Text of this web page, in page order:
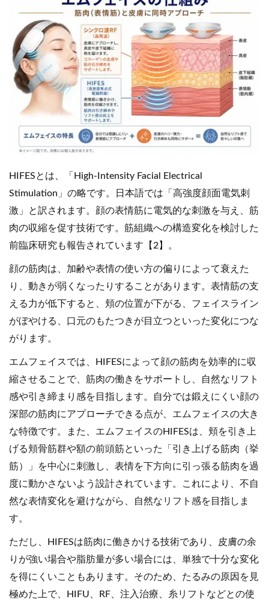
HIFESとは、「High-Intensity Facial Electrical
Stimulation」の略です。日本語では「高強度顔面電気刺
激」と訳されます。顔の表情筋に電気的な刺激を与え、筋
肉の収縮を促す技術です。筋組織への構造変化を検討した
前臨床研究も報告されています【2】。
顔の筋肉は、加齢や表情の使い方の偏りによって衰えた
り、動きが弱くなったりすることがあります。表情筋の支
える力が低下すると、頬の位置が下がる、フェイスライン
がぼやける、口元のもたつきが目立つといった変化につな
がります。
エムフェイスでは、HIFESによって顔の筋肉を効率的に収
縮させることで、筋肉の働きをサポートし、自然なリフト
感や引き締まり感を目指します。自分では鍛えにくい顔の
深部の筋肉にアプローチできる点が、エムフェイスの大き
な特徴です。また、エムフェイスのHIFESは、頬を引き上
げる頬骨筋群や額の前頭筋といった「引き上げる筋肉（挙
筋）」を中心に刺激し、表情を下方向に引っ張る筋肉を過
度に動かさないよう設計されています。これにより、不自
然な表情変化を避けながら、自然なリフト感を目指しま
す。
ただし、HIFESは筋肉に働きかける技術であり、皮膚の余
りが強い場合や脂肪量が多い場合には、単独で十分な変化
を得にくいこともあります。そのため、たるみの原因を見
極めた上で、HIFU、RF、注入治療、糸リフトなどとの使